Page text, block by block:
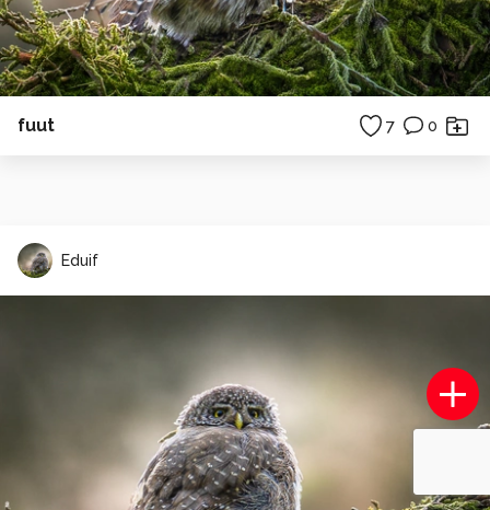
fuut 7 0
Eduif